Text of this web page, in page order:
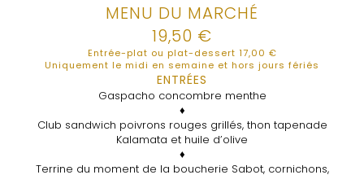
MENU DU MARCHÉ
19,50 €
Entrée-plat ou plat-dessert 17,00 €
Uniquement le midi en semaine et hors jours fériés
ENTRÉES
Gaspacho concombre menthe
♦
Club sandwich poivrons rouges grillés, thon tapenade
Kalamata et huile d’olive
♦
Terrine du moment de la boucherie Sabot, cornichons,